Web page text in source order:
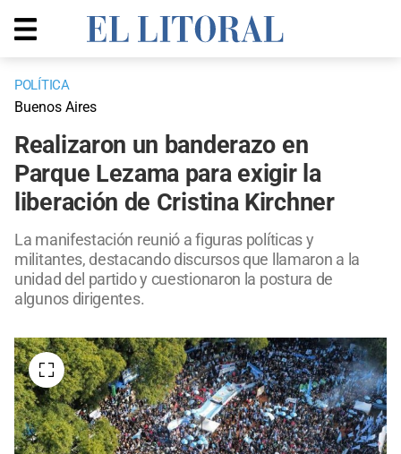
POLÍTICA
Buenos Aires
Realizaron un banderazo en
Parque Lezama para exigir la
liberación de Cristina Kirchner
La manifestación reunió a figuras políticas y
militantes, destacando discursos que llamaron a la
unidad del partido y cuestionaron la postura de
algunos dirigentes.